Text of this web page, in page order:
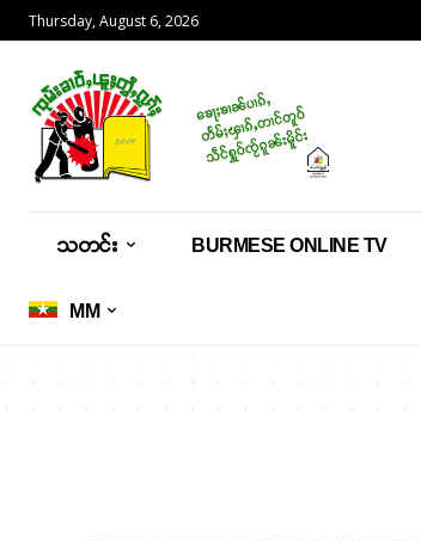
Thursday, August 6, 2026
သတင်း BURMESE ONLINE TV
MM